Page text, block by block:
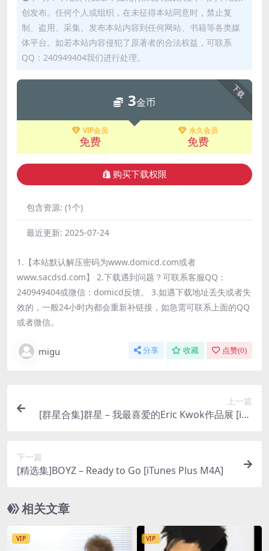
创发布。任何个人或组织，在未征得本站同意时，禁止复
制、盗用、采集、发布本站内容到任何网站、书籍等各类媒
体平台。如若本站内容侵犯了原著者的合法权益，可联系
QQ：240949404我们进行处理。
下载
3金币
VIP会员
免费
永久会员
免费
购买下载权限
包含资源: (1个)
最近更新: 2025-07-24
1.【本站默认解压密码为www.domicd.com或者
www.sacdsd.com】 2.下载遇到问题？可联系客服QQ：
240949404或微信：domicd反馈。 3.如遇下载地址丢失或者失
效的，一般24小时内都会重新补链接，如急需可联系上面的QQ
或者微信。
migu 分享 收藏 点赞(0)
上一篇
[群星合集]群星 – 我最喜爱的Eric Kwok作品展 [iTu
下一篇
[精选集]BOYZ – Ready to Go [iTunes Plus M4A]
相关文章
VIP VIP